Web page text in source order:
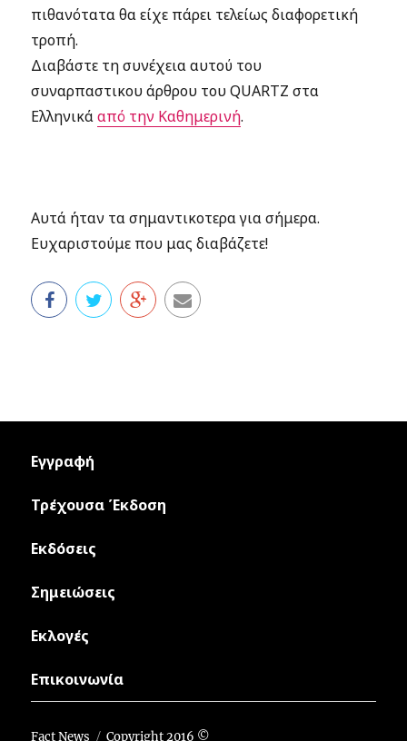
πιθανότατα θα είχε πάρει τελείως διαφορετική
τροπή.
Διαβάστε τη συνέχεια αυτού του
συναρπαστικου άρθρου του QUARTZ στα
Ελληνικάαπό την Καθημερινή.
Αυτά ήταν τα σημαντικοτερα για σήμερα.
Ευχαριστούμε που μας διαβάζετε!
Εγγραφή
Τρέχουσα Έκδοση
Εκδόσεις
Σημειώσεις
Εκλογές
Επικοινωνία
Fact News Copyright 2016 ©